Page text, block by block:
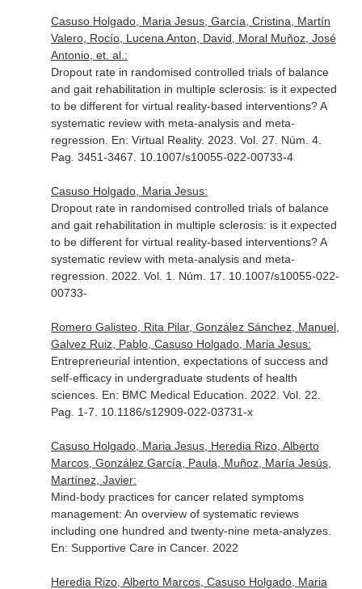
Casuso Holgado, Maria Jesus, García, Cristina, Martín
Valero, Rocío, Lucena Anton, David, Moral Muñoz, José
Antonio, et. al.:
Dropout rate in randomised controlled trials of balance
and gait rehabilitation in multiple sclerosis: is it expected
to be different for virtual reality-based interventions? A
systematic review with meta-analysis and meta-
regression. En: Virtual Reality. 2023. Vol. 27. Núm. 4.
Pag. 3451-3467. 10.1007/s10055-022-00733-4
Casuso Holgado, Maria Jesus:
Dropout rate in randomised controlled trials of balance
and gait rehabilitation in multiple sclerosis: is it expected
to be different for virtual reality-based interventions? A
systematic review with meta-analysis and meta-
regression. 2022. Vol. 1. Núm. 17. 10.1007/s10055-022-
00733-
Romero Galisteo, Rita Pilar, González Sánchez, Manuel,
Galvez Ruiz, Pablo, Casuso Holgado, Maria Jesus:
Entrepreneurial intention, expectations of success and
self-efficacy in undergraduate students of health
sciences. En: BMC Medical Education . 2022. Vol. 22.
Pag. 1-7. 10.1186/s12909-022-03731-x
Casuso Holgado, Maria Jesus, Heredia Rizo, Alberto
Marcos, González García, Paula, Muñoz, María Jesús,
Martínez, Javier:
Mind-body practices for cancer related symptoms
management: An overview of systematic reviews
including one hundred and twenty-nine meta-analyzes.
En: Supportive Care in Cancer. 2022
Heredia Rizo, Alberto Marcos, Casuso Holgado, Maria